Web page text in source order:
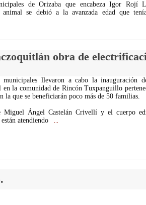
de Orizaba que encabeza Igor Rojí
animal se debió a la avanzada edad que
obra de
municipales llevaron a cabo la inauguración
la comunidad de Rincón Tuxpanguillo
que se beneficiarán poco más de 50 familias.
Miguel Ángel Castelán Crivellí y el cuerpo
atendiendo